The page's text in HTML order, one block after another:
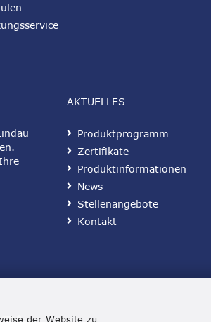
der Website zu
AKTUELLES
Produktprogramm
Zertifikate
Produktinformationen
News
Stellenangebote
Kontakt